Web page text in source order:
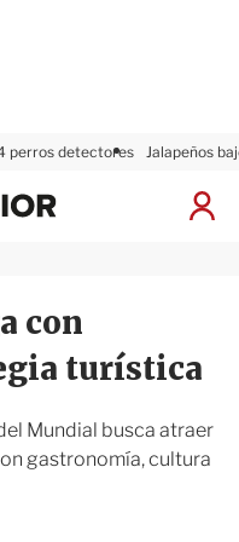
perros detectores Jalapeños
I
S
s
i
ó
x
i
r
con
turística
Mundial busca atraer
gastronomía, cultura